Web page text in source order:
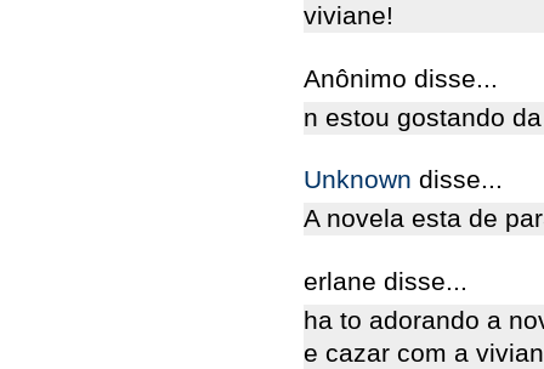
viviane!
Anônimo disse...
n estou gostando
Unknown disse...
A novela esta de
erlane disse...
ha to adorando a
e cazar com a